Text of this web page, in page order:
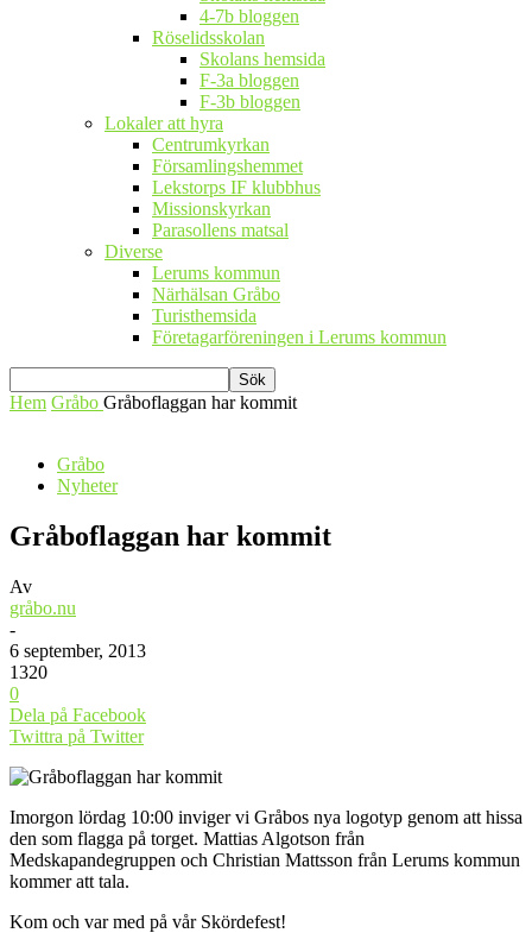
4-7b bloggen
Röselidsskolan
Skolans hemsida
F-3a bloggen
F-3b bloggen
Lokaler att hyra
Centrumkyrkan
Församlingshemmet
Lekstorps IF klubbhus
Missionskyrkan
Parasollens matsal
Diverse
Lerums kommun
Närhälsan Gråbo
Turisthemsida
Företagarföreningen i Lerums kommun
Hem Gråbo Gråboflaggan har kommit
Gråbo
Nyheter
Gråboflaggan har kommit
Av
gråbo.nu
-
6 september, 2013
1320
0
Dela på Facebook
Twittra på Twitter
Imorgon lördag 10:00 inviger vi Gråbos nya logotyp genom att hissa
den som flagga på torget. Mattias Algotson från
Medskapandegruppen och Christian Mattsson från Lerums kommun
kommer att tala.
Kom och var med på vår Skördefest!